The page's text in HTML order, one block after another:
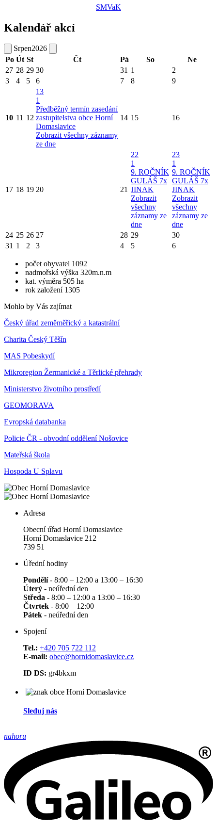
SMVaK
Kalendář akcí
Srpen2026
Po Út St Čt Pá So
Ne
27 28 29 30 31 1
2
3
4 5 6 7 8 9
10 11 12
13
1
Předběžný termín zasedání
zastupitelstva obce Horní
Domaslavice
Zobrazit všechny záznamy
ze dne
14 15 16
17 18 19 20 21
22
1
9. ROČNÍK
GULÁŠ 7x
JINAK
Zobrazit
všechny
záznamy ze
dne
23
1
9. ROČNÍK
GULÁŠ 7x
JINAK
Zobrazit
všechny
záznamy ze
dne
24 25 26 27 28 29
30
31 1 2 3 4 5 6
počet obyvatel 1092
nadmořská výška 320m.n.m
kat. výměra 505 ha
rok založení 1305
Mohlo by Vás zajímat
Český úřad zeměměřický a katastrální
Charita Český Těšín
MAS Pobeskydí
Mikroregion Žermanické a Těrlické přehrady
Ministerstvo životního prostředí
GEOMORAVA
Evropská databanka
Policie ČR - obvodní oddělení Nošovice
Mateřská škola
Hospoda U Splavu
Adresa
Obecní úřad Horní Domaslavice
Horní Domaslavice 212
739 51
Úřední hodiny
Pondělí- 8:00 – 12:00 a 13:00 – 16:30
Úterý - neúřední den
Středa - 8:00 – 12:00 a 13:00 – 16:30
Čtvrtek - 8:00 – 12:00
Pátek - neúřední den
Spojení
Tel.: +420 705 722 112
E-mail: obec@hornidomaslavice.cz
ID DS: gr4bkxm
Sleduj nás
nahoru